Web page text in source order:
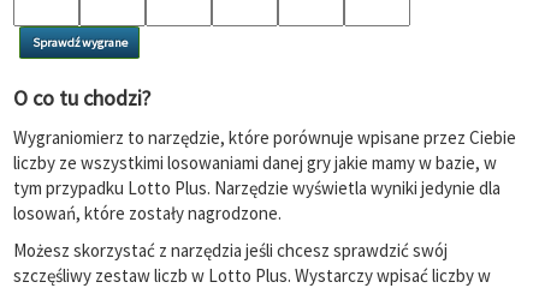
Sprawdź wygrane
O co tu chodzi?
Wygraniomierz to narzędzie, które porównuje wpisane przez Ciebie
liczby ze wszystkimi losowaniami danej gry jakie mamy w bazie, w
tym przypadku Lotto Plus. Narzędzie wyświetla wyniki jedynie dla
losowań, które zostały nagrodzone.
Możesz skorzystać z narzędzia jeśli chcesz sprawdzić swój
szczęśliwy zestaw liczb w Lotto Plus. Wystarczy wpisać liczby w